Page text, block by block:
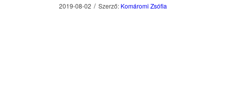
2019-08-02 / Szerző: Komáromi Zsófia